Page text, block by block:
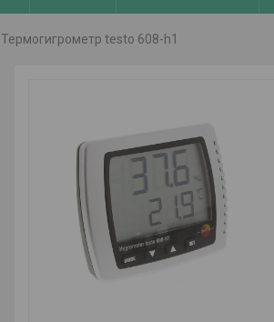
Термогигрометр testo 608-h1